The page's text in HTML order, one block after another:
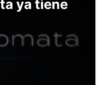
ya tiene